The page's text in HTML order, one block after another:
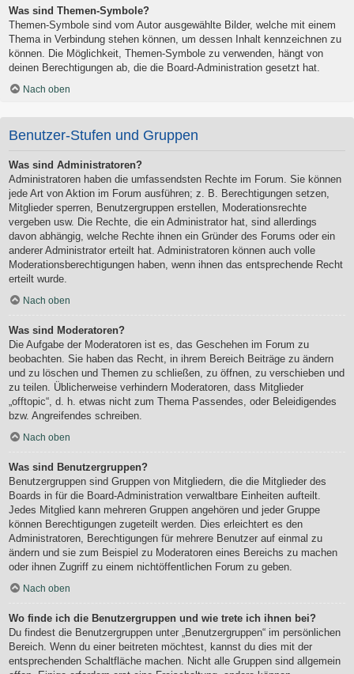
Was sind Themen-Symbole?
Themen-Symbole sind vom Autor ausgewählte Bilder, welche mit einem
Thema in Verbindung stehen können, um dessen Inhalt kennzeichnen zu
können. Die Möglichkeit, Themen-Symbole zu verwenden, hängt von
deinen Berechtigungen ab, die die Board-Administration gesetzt hat.
Nach oben
Benutzer-Stufen und Gruppen
Was sind Administratoren?
Administratoren haben die umfassendsten Rechte im Forum. Sie können
jede Art von Aktion im Forum ausführen; z. B. Berechtigungen setzen,
Mitglieder sperren, Benutzergruppen erstellen, Moderationsrechte
vergeben usw. Die Rechte, die ein Administrator hat, sind allerdings
davon abhängig, welche Rechte ihnen ein Gründer des Forums oder ein
anderer Administrator erteilt hat. Administratoren können auch volle
Moderationsberechtigungen haben, wenn ihnen das entsprechende Recht
erteilt wurde.
Nach oben
Was sind Moderatoren?
Die Aufgabe der Moderatoren ist es, das Geschehen im Forum zu
beobachten. Sie haben das Recht, in ihrem Bereich Beiträge zu ändern
und zu löschen und Themen zu schließen, zu öffnen, zu verschieben und
zu teilen. Üblicherweise verhindern Moderatoren, dass Mitglieder
„offtopic“, d. h. etwas nicht zum Thema Passendes, oder Beleidigendes
bzw. Angreifendes schreiben.
Nach oben
Was sind Benutzergruppen?
Benutzergruppen sind Gruppen von Mitgliedern, die die Mitglieder des
Boards in für die Board-Administration verwaltbare Einheiten aufteilt.
Jedes Mitglied kann mehreren Gruppen angehören und jeder Gruppe
können Berechtigungen zugeteilt werden. Dies erleichtert es den
Administratoren, Berechtigungen für mehrere Benutzer auf einmal zu
ändern und sie zum Beispiel zu Moderatoren eines Bereichs zu machen
oder ihnen Zugriff zu einem nichtöffentlichen Forum zu geben.
Nach oben
Wo finde ich die Benutzergruppen und wie trete ich ihnen bei?
Du findest die Benutzergruppen unter „Benutzergruppen“ im persönlichen
Bereich. Wenn du einer beitreten möchtest, kannst du dies mit der
entsprechenden Schaltfläche machen. Nicht alle Gruppen sind allgemein